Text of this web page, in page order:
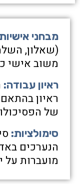
מבחני
(שאלון,
משוב אישי
ראיון עבודה:
ראיון
של
סימולציות:
הנערכים
מועברות על